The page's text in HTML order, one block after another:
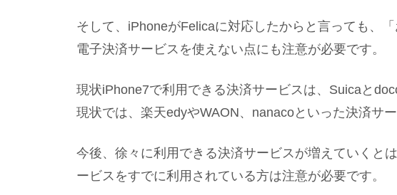
そして、iPhoneがFelicaに対応したからと言っても、
電子決済サービスを使えない点にも注意が必要です。
現状iPhone7で利用できる決済サービスは、Suicaと
現状では、楽天edyやWAON、nanacoといった決済サ
今後、徐々に利用できる決済サービスが増えていくと
ービスをすでに利用されている方は注意が必要です。